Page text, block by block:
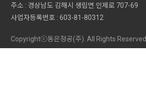
주소 : 경상남도 김해시 생림면 인제로 707-69
사업자등록번호 : 603-81-80312
Copyrightⓒ동은정공(주). All Rights Reserved.